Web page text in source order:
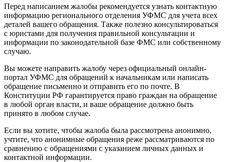
Перед написанием жалобы рекомендуется узнать контактную
информацию регионального отделения УФМС для учета всех
деталей вашего обращения. Также полезно консультироваться
с юристами для получения правильной консультации и
информации по законодательной базе ФМС или собственному
случаю.
Вы можете направить жалобу через официальный онлайн-
портал УФМС для обращений к начальникам или написать
обращение письменно и отправить его по почте. В
Конституции РФ гарантируется право граждан на обращение
в любой орган власти, и ваше обращение должно быть
принято в любом случае.
Если вы хотите, чтобы жалоба была рассмотрена анонимно,
учтите, что анонимные обращения реже рассматриваются по
сравнению с обращениями с указанием личных данных и
контактной информации.